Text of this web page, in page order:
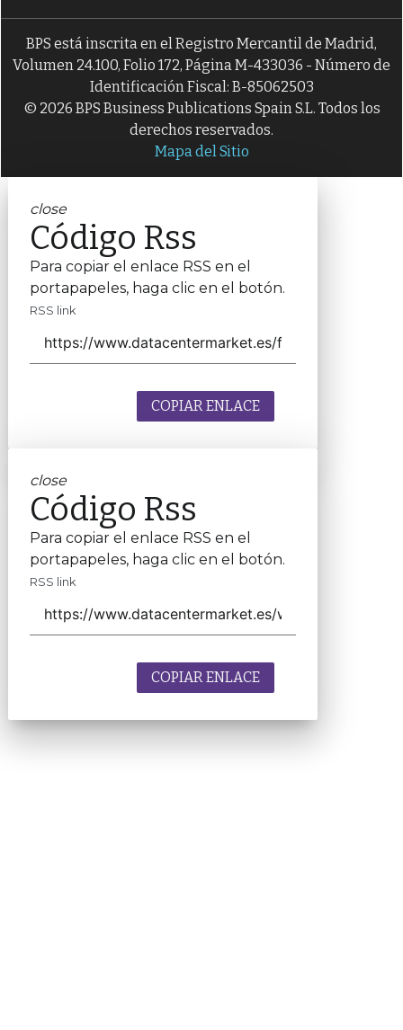
BPS está inscrita en el Registro Mercantil de Madrid,
Volumen 24.100, Folio 172, Página M-433036 - Número de
Identificación Fiscal: B-85062503
© 2026 BPS Business Publications Spain S.L. Todos los
derechos reservados.
Mapa del Sitio
close
Código Rss
Para copiar el enlace RSS en el
portapapeles, haga clic en el botón.
RSS link
COPIAR ENLACE
close
Código Rss
Para copiar el enlace RSS en el
portapapeles, haga clic en el botón.
RSS link
COPIAR ENLACE